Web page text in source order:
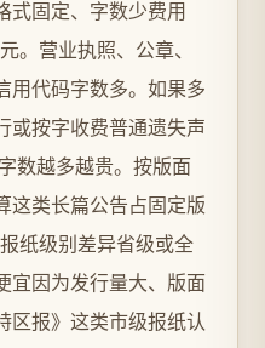
式固定、字数少费用
。营业执照、公章、
用代码字数多。如果多
或按字收费普通遗失声
数越多越贵。按版面
这类长篇公告占固定版
纸级别差异省级或全
宜因为发行量大、版面
区报》这类市级报纸认